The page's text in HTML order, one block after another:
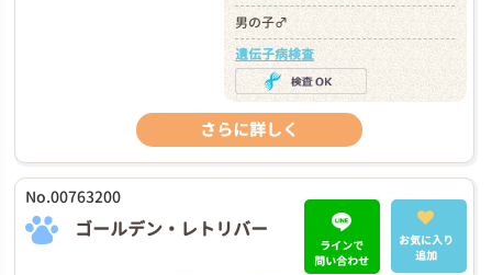
男の子♂
遺伝子病検査
さらに詳しく
No.00763200
ゴールデン・レトリバー
ラインで
問い合わせ
お気に入り
追加